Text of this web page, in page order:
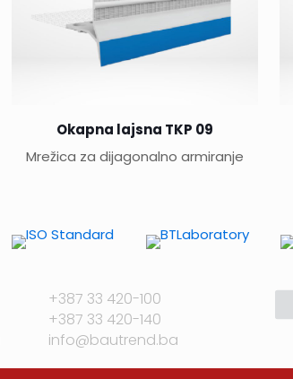
Okapna lajsna TKP 09
Mrežica za dijagonalno armiranje
+387 33 420-100
+387 33 420-140
info@bautrend.ba